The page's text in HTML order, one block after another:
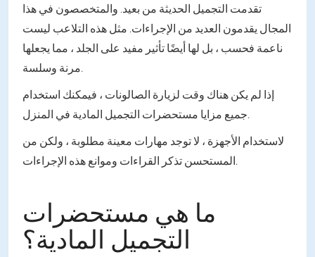
تقدمت التجميل الحديثة من بعيد. والمتخصصون في هذا
المجال يقدمون العديد من الإجراءات. مثل هذه التلاعب ليست
ناعمة فحسب ، بل لها أيضًا تأثير مفيد على الجلد ، مما يجعلها
مرنة وسلسة.
إذا لم يكن هناك وقت لزيارة الصالونات ، فيمكنك استخدام
جميع مزايا مستحضرات التجميل المادية في المنزل.
لاستخدام الأجهزة ، لا توجد مهارات معينة مطلوبة ، ولكن من
المستحسن تذكر القراءات وموانع هذه الإجراءات.
ما هي مستحضرات
التجميل المادية؟